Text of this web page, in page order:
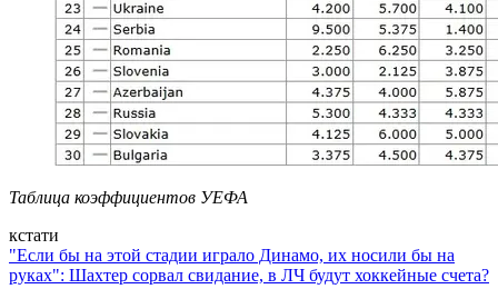
Таблица коэффициентов УЕФА
кстати
"Если бы на этой стадии играло Динамо, их носили бы на
руках": Шахтер сорвал свидание, в ЛЧ будут хоккейные счета?